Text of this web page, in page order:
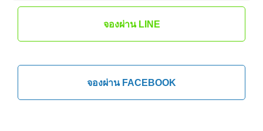
จองผ่าน LINE
จองผ่าน FACEBOOK